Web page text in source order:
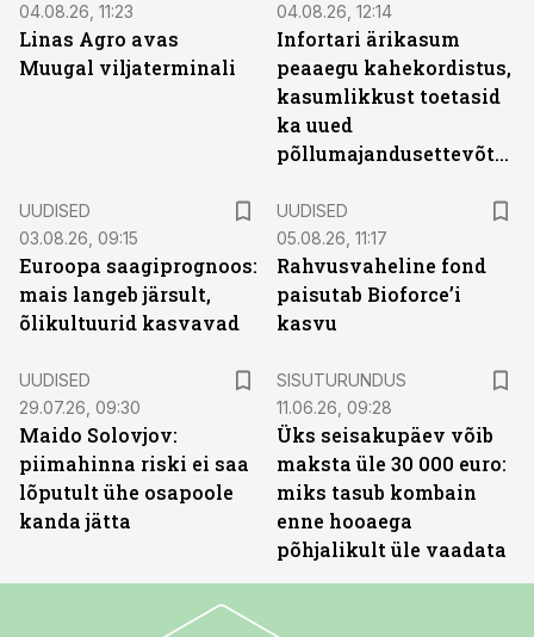
04.08.26, 11:23
Linas Agro avas
Muugal viljaterminali
04.08.26, 12:14
Infortari ärikasum
peaaegu kahekordistus,
kasumlikkust toetasid
ka uued
põllumajandusettevõtted
UUDISED
03.08.26, 09:15
Euroopa saagiprognoos:
mais langeb järsult,
õlikultuurid kasvavad
UUDISED
05.08.26, 11:17
Rahvusvaheline fond
paisutab Bioforce’i
kasvu
UUDISED
29.07.26, 09:30
Maido Solovjov:
piimahinna riski ei saa
lõputult ühe osapoole
kanda jätta
SISUTURUNDUS
11.06.26, 09:28
Üks seisakupäev võib
maksta üle 30 000 euro:
miks tasub kombain
enne hooaega
põhjalikult üle vaadata